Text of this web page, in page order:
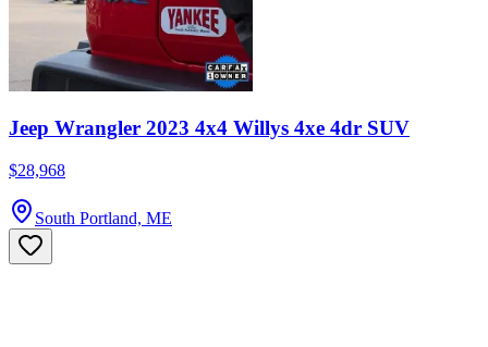
Jeep Wrangler 2023 4x4 Willys 4xe 4dr SUV
$28,968
South Portland, ME